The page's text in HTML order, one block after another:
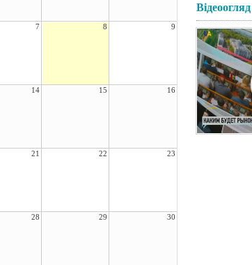
7 8 9
14 15 16
21 22 23
28 29 30
Відеоогляд